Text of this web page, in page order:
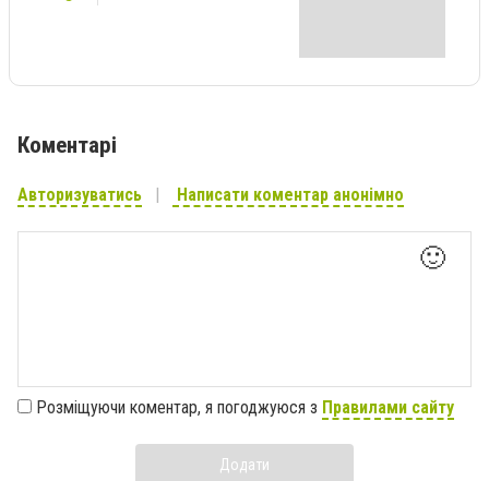
Коментарі
Авторизуватись Написати коментар анонімно
🙂
Розміщуючи коментар, я погоджуюся з Правилами сайту
Додати